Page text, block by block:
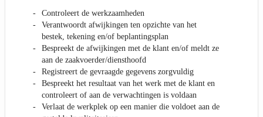
Controleert de werkzaamheden
Verantwoordt afwijkingen ten opzichte van het
bestek, tekening en/of beplantingsplan
Bespreekt de afwijkingen met de klant en/of meldt ze
aan de zaakvoerder/diensthoofd
Registreert de gevraagde gegevens zorgvuldig
Bespreekt het resultaat van het werk met de klant en
controleert of aan de verwachtingen is voldaan
Verlaat de werkplek op een manier die voldoet aan de